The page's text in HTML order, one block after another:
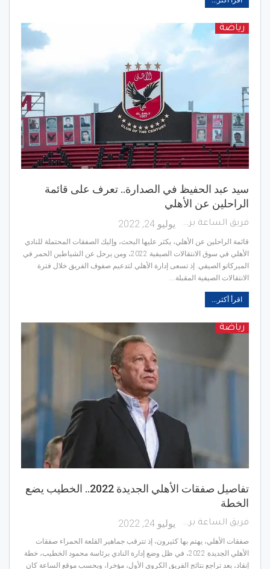
رياضة
سيد عبد الحفيظ في الصدارة.. تعرف على قائمة
الراحلين عن الأهلي
فريق الساعة برس يوليو 24, 2022
قائمة الراحلين عن الأهلي، يكثر عليها البحث، وإليك الصفقات المحتملة للنادي
الأهلي في سوق الانتقالات الصيفية 2022، ومن يرحل عن الشياطين الحمر في
الميركاتو الصيفي. إذ تسعى إدارة الأهلي لتدعيم صفوف الفريق خلال فترة
الانتقالات الصيفية المقبلة.…
اقرأ أكثر...
رياضة
تفاصيل صفقات الأهلي الجديدة 2022.. الخطيب يضع
الخطة
فريق الساعة برس يوليو 24, 2022
صفقات الأهلي، يهتم بها كثيرون، إذ تترقب جماهير القلعة الحمراء صفقات
الأهلي الجديدة 2022، في ظل وضع إدارة النادي برئاسة محمود الخطيب، خطة
إنقاذ، بعد تراجع نتائج الفريق الكروي الأول، مؤخرا، وبحسب موقع الساعة كان